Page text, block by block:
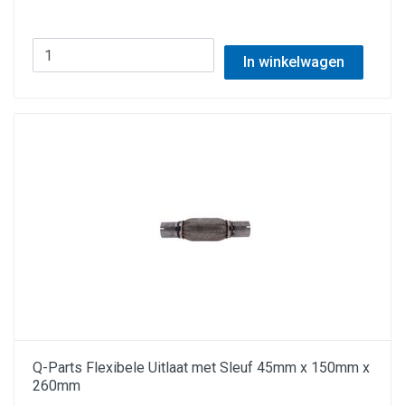
In winkelwagen
Q-Parts Flexibele Uitlaat met Sleuf 45mm x 150mm x
260mm